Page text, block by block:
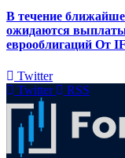
В течение
ожидаются
еврооблигаций От
Twitter
Twitter
RSS